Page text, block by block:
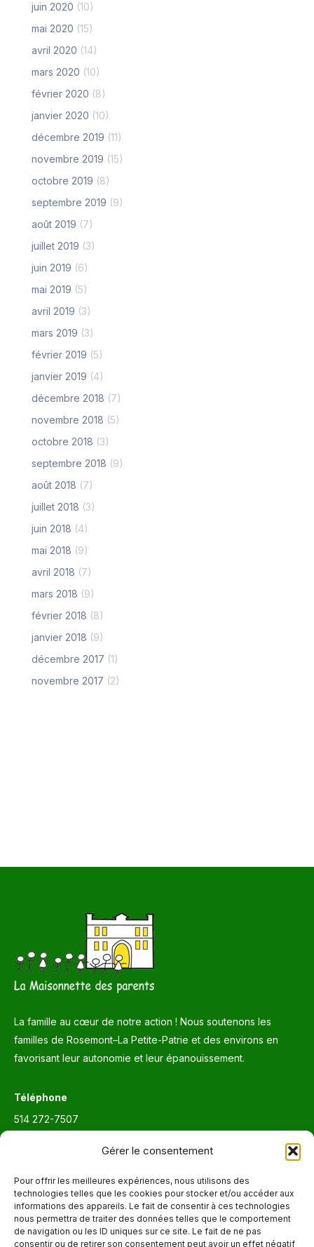
Gérer le consentement
Pour offrir les meilleures expériences, nous utilisons des
technologies telles que les cookies pour stocker et/ou accéder aux
informations des appareils. Le fait de consentir à ces technologies
nous permettra de traiter des données telles que le comportement
de navigation ou les ID uniques sur ce site. Le fait de ne pas
consentir ou de retirer son consentement peut avoir un effet négatif
juin 2020 (10)
mai 2020 (15)
avril 2020 (14)
mars 2020 (10)
février 2020 (8)
janvier 2020 (10)
décembre 2019 (11)
novembre 2019 (15)
octobre 2019 (8)
septembre 2019 (9)
août 2019 (7)
juillet 2019 (3)
juin 2019 (6)
mai 2019 (5)
avril 2019 (3)
mars 2019 (3)
février 2019 (5)
janvier 2019 (4)
décembre 2018 (7)
novembre 2018 (5)
octobre 2018 (3)
septembre 2018 (9)
août 2018 (7)
juillet 2018 (3)
juin 2018 (4)
mai 2018 (9)
avril 2018 (7)
mars 2018 (9)
février 2018 (8)
janvier 2018 (9)
décembre 2017 (1)
novembre 2017 (2)
La famille au cœur de notre action ! Nous soutenons les
familles de Rosemont–La Petite-Patrie et des environs en
favorisant leur autonomie et leur épanouissement.
Téléphone
514 272-7507
Trouvez nous sur :
La
page